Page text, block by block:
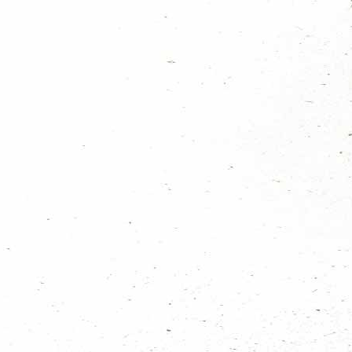
dan jezelf bij selecteer lid. Graag de aantallen opgeven die je
hebben er al veel zin in!